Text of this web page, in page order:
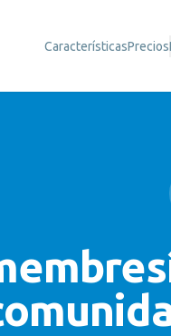
CaracterísticasPrecios